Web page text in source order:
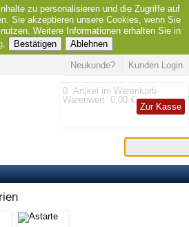
zu personalisieren und die Zugriffe auf
Sie akzeptieren unsere Cookies, wenn Sie
Weitere Informationen erhalten Sie in
. Bestätigen Ablehnen
Kunden Login
Neukunde?
0 Artikel im Warenkorb
Warenwert: 0,00 €
Zur Kasse